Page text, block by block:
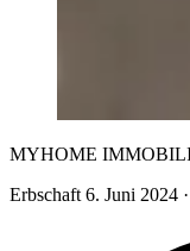
MYHOME
Erbschaft 6. Juni 2024